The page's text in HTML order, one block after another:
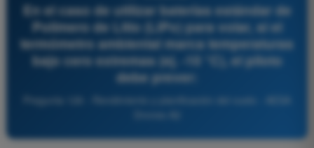
En el caso de utilizar baterías estándar de
Polímero de Litio (LiPo) para volar, si el
termómetro ambiental marca temperaturas
bajo cero extremas (ej. -10 °C), el piloto
debe prever:
Pregunta 126 - Rendimiento y planificación del vuelo - AESA